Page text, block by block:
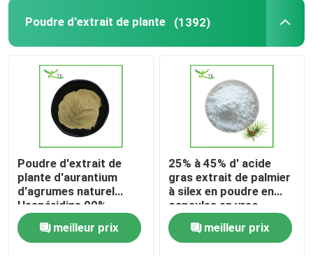
Poudre d'extrait de plante (1392)
Poudre d'extrait de
plante d'aurantium
d'agrumes naturel
Hespéridine 90%
Poudre d'extrait
d'orange amère
meilleur prix
25% à 45% d' acide
gras extrait de palmier
à silex en poudre en
capsules en vrac
meilleur prix